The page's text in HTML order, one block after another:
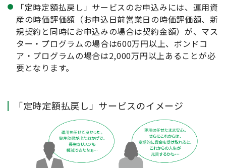
「定時定額払戻し」サービスのお申込みには、運用資
産の時価評価額（お申込日前営業日の時価評価額、新
規契約と同時にお申込みの場合は契約金額）が、マス
ター・プログラムの場合は600万円以上、ボンドコ
ア・プログラムの場合は2,000万円以上あることが必
要となります。
「定時定額払戻し」サービスのイメージ